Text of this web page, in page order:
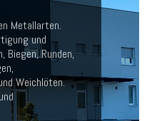
Metallarten.
und
Biegen, Runden,
Weichlöten.